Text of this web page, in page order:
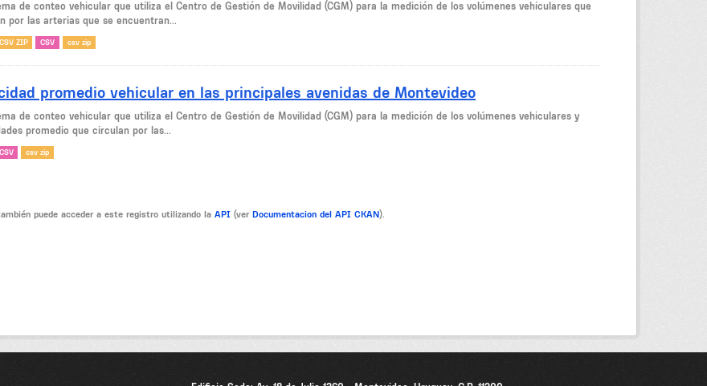
de conteo vehicular que utiliza el Centro de Gestión de Movilidad (CGM) para la medición de los volúmenes vehiculares que
por las arterias que se encuentran...
CSV ZIP CSV csv zip
promedio vehicular en las principales avenidas de Montevideo
de conteo vehicular que utiliza el Centro de Gestión de Movilidad (CGM) para la medición de los volúmenes vehiculares y
promedio que circulan por las...
CSV csv zip
puede acceder a este registro utilizando la API (ver Documentacion del API CKAN).